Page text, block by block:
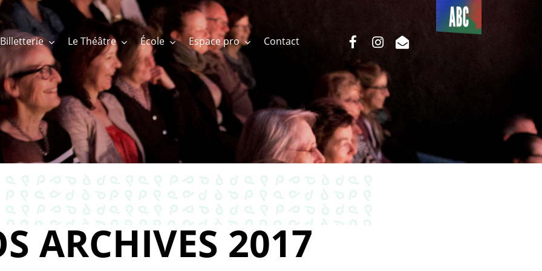
Billetterie Le Théâtre École Espace pro Contact
Du côté
de l’ABC
facebookinstagram
email
ARCHIVES 2017